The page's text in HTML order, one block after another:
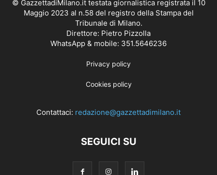
© GazzettadiMilano.it testata giornalistica registrata il 10
Maggio 2023 al n.58 del registro della Stampa del
Tribunale di Milano.
Direttore: Pietro Pizzolla
WhatsApp & mobile: 351.5646236
Privacy policy
Cookies policy
Contattaci: redazione@gazzettadimilano.it
SEGUICI SU